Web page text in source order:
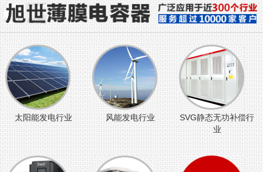
太阳能发电行业 风能发电行业
SVG静态无功补偿行
业